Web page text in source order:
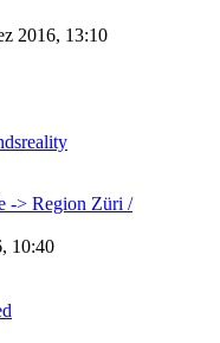
2016, 13:10
-> Region Züri /
10:40